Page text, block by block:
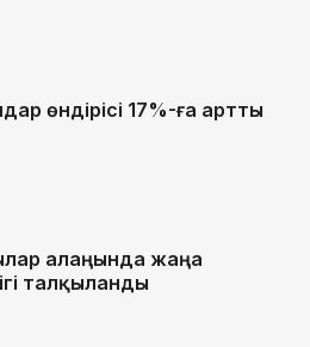
өндірісі 17%-ға артты
алаңында жаңа
талқыланды